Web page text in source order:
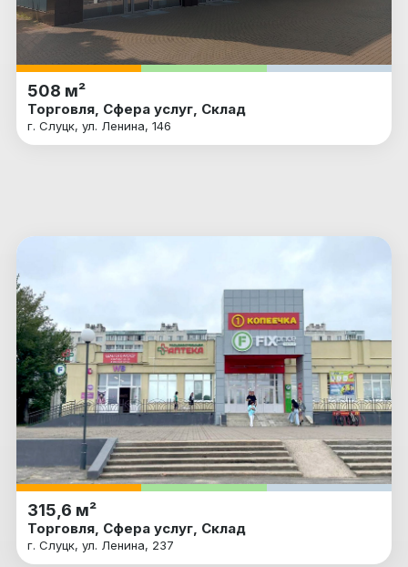
508 м²
Торговля, Сфера услуг, Склад
г. Слуцк, ул. Ленина, 146
315,6 м²
Торговля, Сфера услуг, Склад
г. Слуцк, ул. Ленина, 237